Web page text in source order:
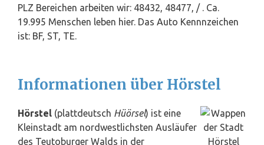
PLZ Bereichen arbeiten wir: 48432, 48477, / . Ca.
19.995 Menschen leben hier. Das Auto Kennnzeichen
ist: BF, ST, TE.
Informationen über Hörstel
Hörstel (plattdeutsch Hüörsel) ist eine
Kleinstadt am nordwestlichsten Ausläufer
des Teutoburger Walds in der